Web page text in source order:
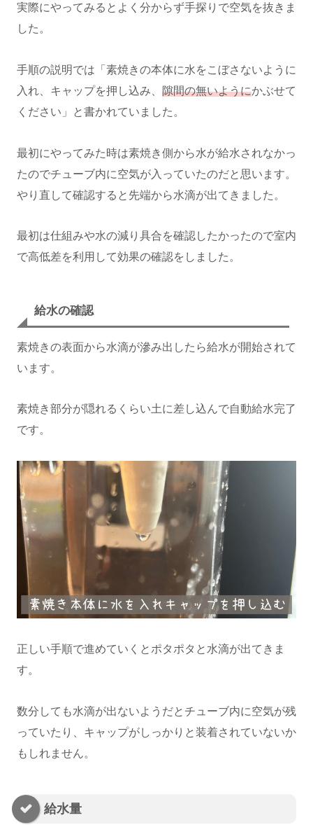
実際にやってみるとよく分からず手探りで空気を抜きま
した。
手順の説明では「素焼きの本体に水をこぼさないように
入れ、キャップを押し込み、 隙間の無いようにかぶせて
ください」と書かれていました。
最初にやってみた時は素焼き側から水が給水されなかっ
たのでチューブ内に空気が入っていたのだと思います。
やり直して確認すると先端から水滴が出てきました。
最初は仕組みや水の減り具合を確認したかったので室内
で高低差を利用して効果の確認をしました。
給水の確認
素焼きの表面から水滴が滲み出したら給水が開始されて
います。
素焼き部分が隠れるくらい土に差し込んで自動給水完了
です。
正しい手順で進めていくとポタポタと水滴が出てきま
す。
数分しても水滴が出ないようだとチューブ内に空気が残
っていたり、キャップがしっかりと装着されていないか
もしれません。
給水量